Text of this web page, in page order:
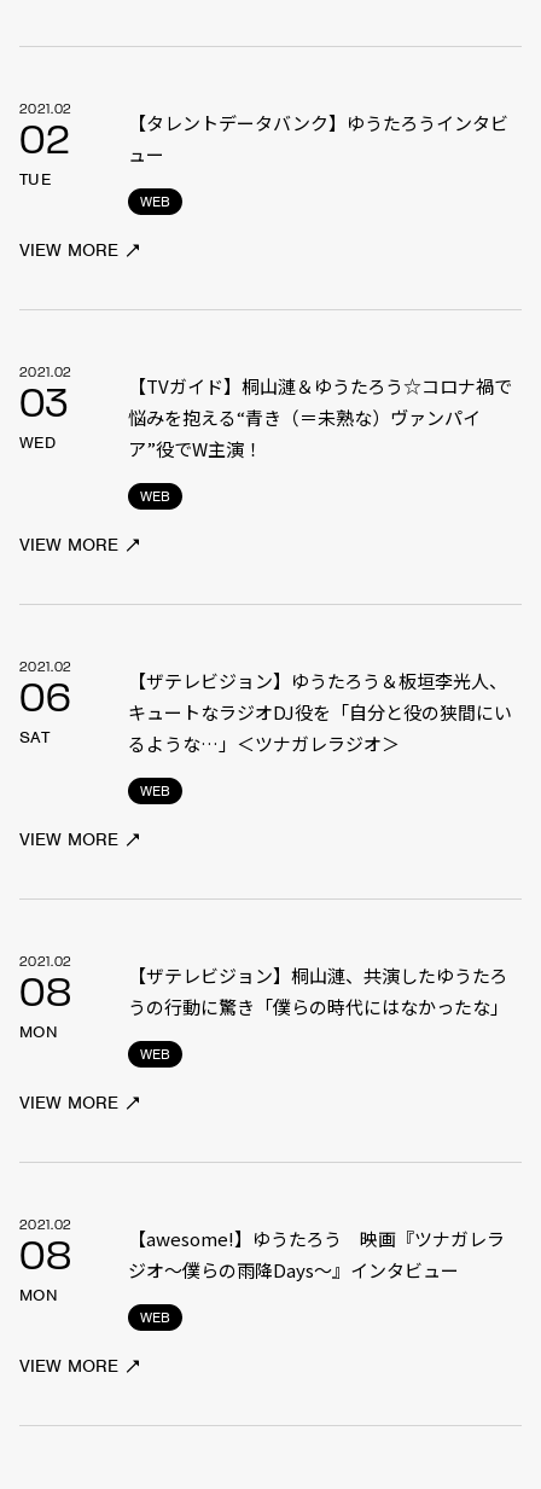
2021.02
02
TUE
WEB
【タレントデータバンク】ゆうたろうインタビ
ュー
VIEW MORE
2021.02
03
WED
WEB
【TVガイド】桐山漣＆ゆうたろう☆コロナ禍で
悩みを抱える“青き（＝未熟な）ヴァンパイ
ア”役でW主演！
VIEW MORE
2021.02
06
SAT
WEB
【ザテレビジョン】ゆうたろう＆板垣李光人、
キュートなラジオDJ役を「自分と役の狭間にい
るような…」＜ツナガレラジオ＞
VIEW MORE
2021.02
08
MON
WEB
【ザテレビジョン】桐山漣、共演したゆうたろ
うの行動に驚き「僕らの時代にはなかったな」
VIEW MORE
2021.02
08
MON
WEB
【awesome!】ゆうたろう 映画『ツナガレラ
ジオ～僕らの雨降Days～』インタビュー
VIEW MORE